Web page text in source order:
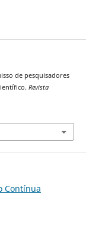
de pesquisadores
Revista
Contínua